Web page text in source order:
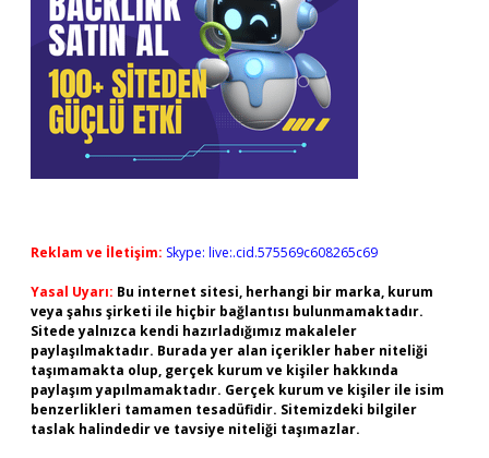
Reklam ve İletişim: Skype: live:.cid.575569c608265c69
Yasal Uyarı: Bu internet sitesi, herhangi bir marka, kurum
veya şahıs şirketi ile hiçbir bağlantısı bulunmamaktadır.
Sitede yalnızca kendi hazırladığımız makaleler
paylaşılmaktadır. Burada yer alan içerikler haber niteliği
taşımamakta olup, gerçek kurum ve kişiler hakkında
paylaşım yapılmamaktadır. Gerçek kurum ve kişiler ile isim
benzerlikleri tamamen tesadüfidir. Sitemizdeki bilgiler
taslak halindedir ve tavsiye niteliği taşımazlar.